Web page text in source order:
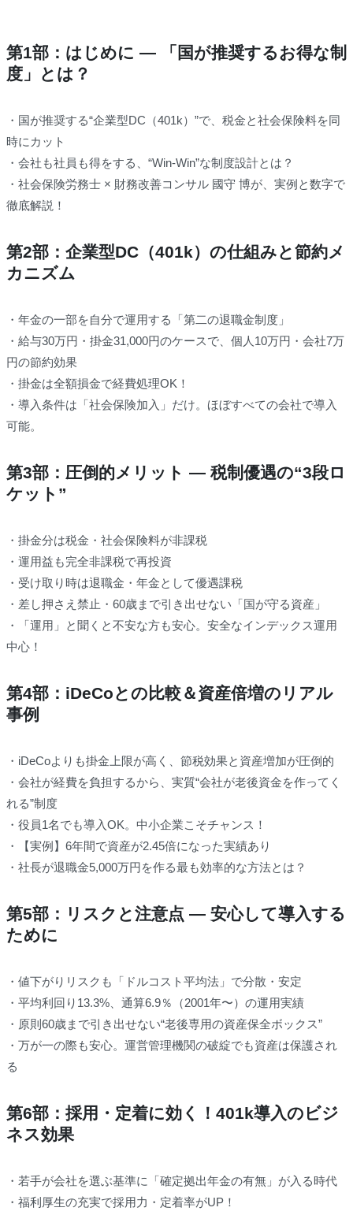
第1部：はじめに ― 「国が推奨するお得な制
度」とは？
・国が推奨する“企業型DC（401k）”で、税金と社会保険料を同
時にカット
・会社も社員も得をする、“Win-Win”な制度設計とは？
・社会保険労務士 × 財務改善コンサル 國守 博が、実例と数字で
徹底解説！
第2部：企業型DC（401k）の仕組みと節約メ
カニズム
・年金の一部を自分で運用する「第二の退職金制度」
・給与30万円・掛金31,000円のケースで、個人10万円・会社7万
円の節約効果
・掛金は全額損金で経費処理OK！
・導入条件は「社会保険加入」だけ。ほぼすべての会社で導入
可能。
第3部：圧倒的メリット ― 税制優遇の“3段ロ
ケット”
・掛金分は税金・社会保険料が非課税
・運用益も完全非課税で再投資
・受け取り時は退職金・年金として優遇課税
・差し押さえ禁止・60歳まで引き出せない「国が守る資産」
・「運用」と聞くと不安な方も安心。安全なインデックス運用
中心！
第4部：iDeCoとの比較＆資産倍増のリアル
事例
・iDeCoよりも掛金上限が高く、節税効果と資産増加が圧倒的
・会社が経費を負担するから、実質“会社が老後資金を作ってく
れる”制度
・役員1名でも導入OK。中小企業こそチャンス！
・【実例】6年間で資産が2.45倍になった実績あり
・社長が退職金5,000万円を作る最も効率的な方法とは？
第5部：リスクと注意点 ― 安心して導入する
ために
・値下がりリスクも「ドルコスト平均法」で分散・安定
・平均利回り13.3%、通算6.9％（2001年〜）の運用実績
・原則60歳まで引き出せない“老後専用の資産保全ボックス”
・万が一の際も安心。運営管理機関の破綻でも資産は保護され
る
第6部：採用・定着に効く！401k導入のビジ
ネス効果
・若手が会社を選ぶ基準に「確定拠出年金の有無」が入る時代
・福利厚生の充実で採用力・定着率がUP！